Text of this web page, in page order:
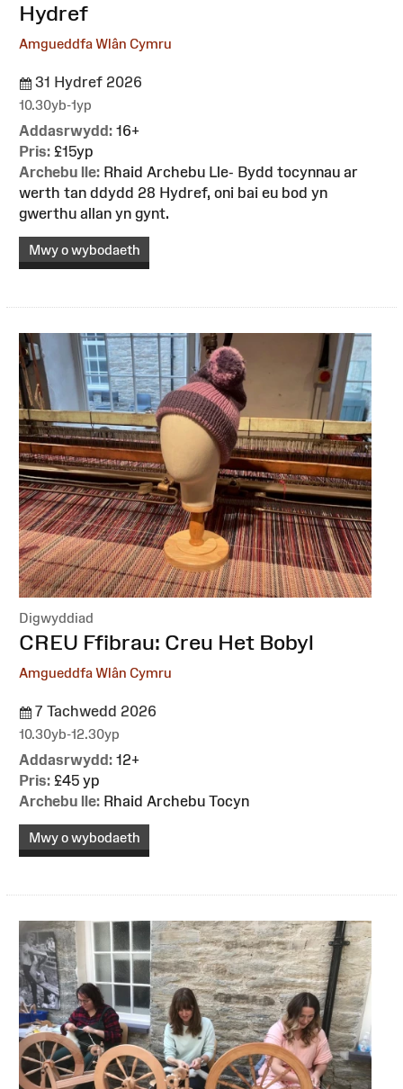
Hydref
Amgueddfa Wlân Cymru
31 Hydref 2026
10.30yb-1yp
Addasrwydd: 16+
Pris: £15yp
Archebu lle: Rhaid Archebu Lle- Bydd tocynnau ar
werth tan ddydd 28 Hydref, oni bai eu bod yn
gwerthu allan yn gynt.
Mwy o wybodaeth
Digwyddiad
:CREU Ffibrau: Creu Het Bobyl
Amgueddfa Wlân Cymru
7 Tachwedd 2026
10.30yb-12.30yp
Addasrwydd: 12+
Pris: £45 yp
Archebu lle: Rhaid Archebu Tocyn
Mwy o wybodaeth